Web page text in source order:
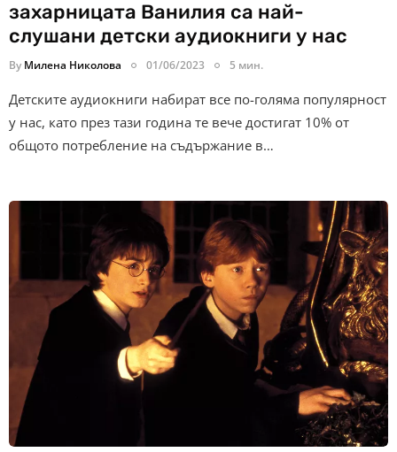
захарницата Ванилия са най-
слушани детски аудиокниги у нас
By Милена Николова 01/06/2023 5 мин.
Детските аудиокниги набират все по-голяма популярност
у нас, като през тази година те вече достигат 10% от
общото потребление на съдържание в…